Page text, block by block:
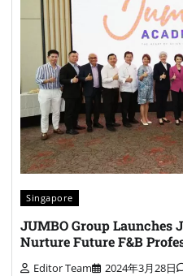
Singapore
JUMBO Group Launches
Nurture Future F&B
Editor Team 2024年3月28日